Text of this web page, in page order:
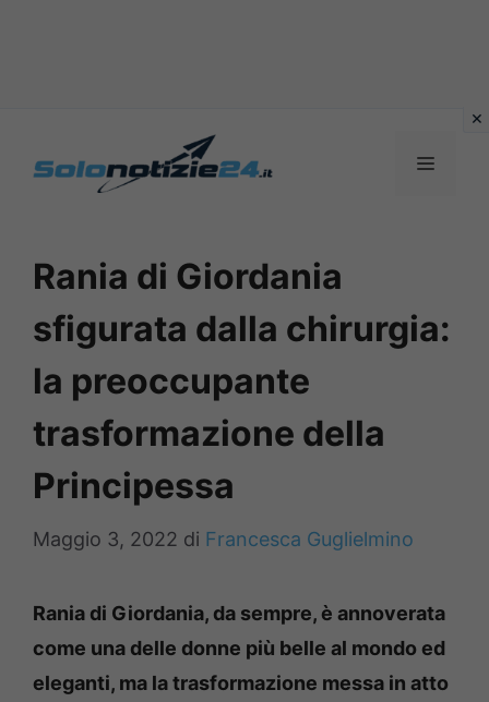
MENU
Rania di Giordania
sfigurata dalla chirurgia:
la preoccupante
trasformazione della
Principessa
Maggio 3, 2022 di Francesca Guglielmino
Rania di Giordania, da sempre, è annoverata
come una delle donne più belle al mondo ed
eleganti, ma la trasformazione messa in atto